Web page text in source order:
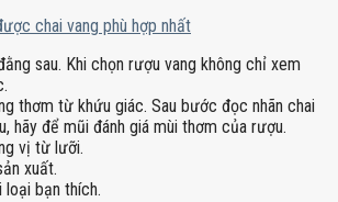
chai vang phù hợp nhất
sau. Khi chọn rượu vang không chỉ xem
thơm từ khứu giác. Sau bước đọc nhãn chai
hãy để mũi đánh giá mùi thơm của rượu.
vị từ lưỡi.
xuất.
loại bạn thích.